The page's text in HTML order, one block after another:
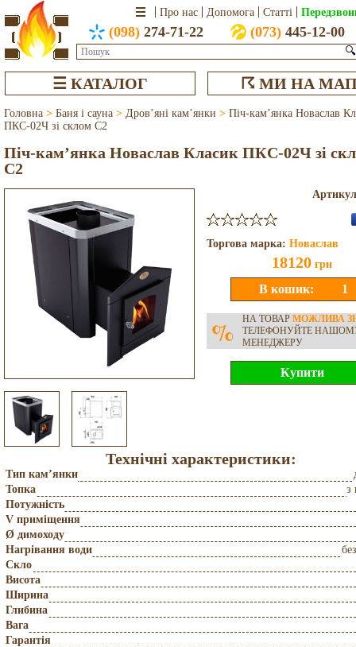
Про нас Допомога Статті
(098) 274-71-22 (073)445-12-00
🔍
☰ КАТАЛОГ ☈ МИ НА
Головна > Баня і сауна > Дров’яні кам’янки > Піч-кам’янка Новаслав
ПКС-02Ч зі склом C2
Піч-кам’янка Новаслав Класик ПКС-02Ч зі
C2
Торгова марка: Новаслав
18120 грн
% НА ТОВАР МОЖЛИВА
ТЕЛЕФОНУЙТЕ
МЕНЕДЖЕРУ
Технічні характеристики:
Тип кам’янки
Топка
з
Потужність
V приміщення
Ø димоходу
Нагрівання води
Скло
Висота
Ширина
Глибина
Вага
Гарантія